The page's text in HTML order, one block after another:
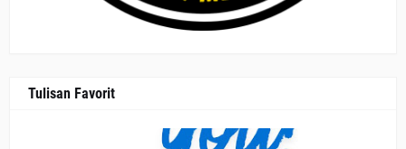
Tulisan Favorit